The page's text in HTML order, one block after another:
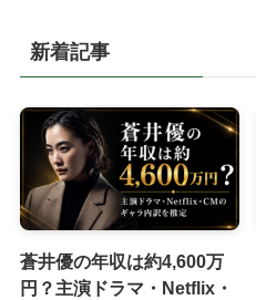
新着記事
蒼井優の年収は約4,600万
円？主演ドラマ・Netflix・